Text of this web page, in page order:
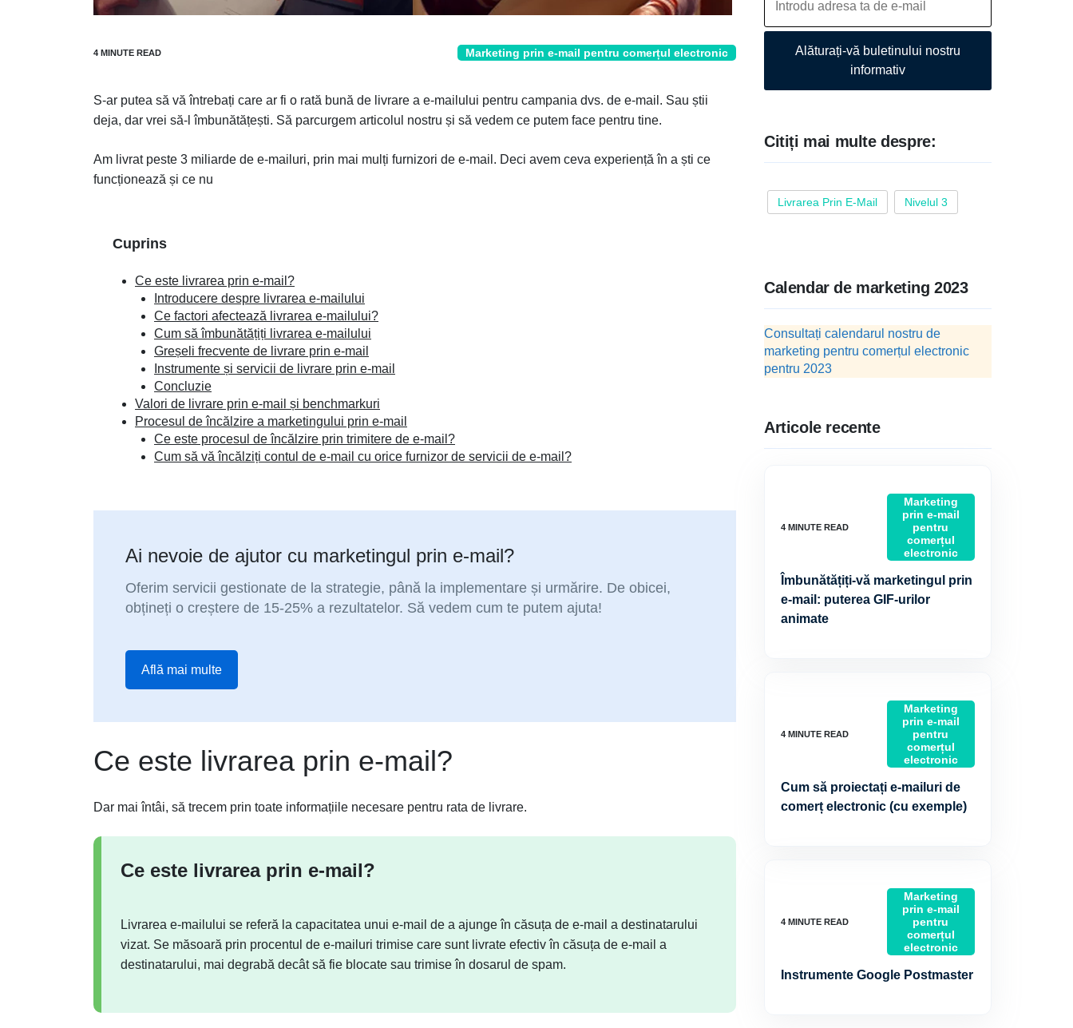
Marketing prin e-mail pentru comerțul electronic
S-ar putea să vă întrebați care ar fi o rată bună de livrare a e-mailului pentru campania dvs. de e-mail. Sau știi
deja, dar vrei să-l îmbunătățești. Să parcurgem articolul nostru și să vedem ce putem face pentru tine.
Am livrat peste 3 miliarde de e-mailuri, prin mai mulți furnizori de e-mail. Deci avem ceva experiență în a ști ce
funcționează și ce nu
Cuprins
Ce este livrarea prin e-mail?
Introducere despre livrarea e-mailului
Ce factori afectează livrarea e-mailului?
Cum să îmbunătățiți livrarea e-mailului
Greșeli frecvente de livrare prin e-mail
Instrumente și servicii de livrare prin e-mail
Concluzie
Valori de livrare prin e-mail și benchmarkuri
Procesul de încălzire a marketingului prin e-mail
Ce este procesul de încălzire prin trimitere de e-mail?
Cum să vă încălziți contul de e-mail cu orice furnizor de servicii de e-mail?
Ai nevoie de ajutor cu marketingul prin e-mail?
Oferim servicii gestionate de la strategie, până la implementare și urmărire. De obicei,
obțineți o creștere de 15-25% a rezultatelor. Să vedem cum te putem ajuta!
Află mai multe
Ce este livrarea prin e-mail?
Dar mai întâi, să trecem prin toate informațiile necesare pentru rata de livrare.
Ce este livrarea prin e-mail?
Livrarea e-mailului se referă la capacitatea unui e-mail de a ajunge în căsuța de e-mail a destinatarului
vizat. Se măsoară prin procentul de e-mailuri trimise care sunt livrate efectiv în căsuța de e-mail a
destinatarului, mai degrabă decât să fie blocate sau trimise în dosarul de spam.
Alăturați-vă buletinului nostru
informativ
Citiți mai multe despre:
Livrarea Prin E-Mail Nivelul 3
Calendar de marketing 2023
Consultați calendarul nostru de
marketing pentru comerțul electronic
pentru 2023
Articole recente
Marketing
prin e-mail
pentru
comerțul
electronic
Îmbunătățiți-vă marketingul prin
e-mail: puterea GIF-urilor
animate
Marketing
prin e-mail
pentru
comerțul
electronic
Cum să proiectați e-mailuri de
comerț electronic (cu exemple)
Marketing
prin e-mail
pentru
comerțul
electronic
Instrumente Google Postmaster